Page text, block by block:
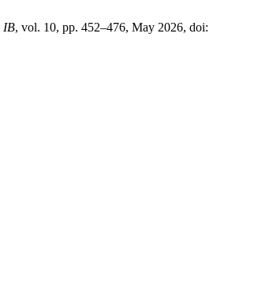
IB, vol. 10, pp. 452–476, May 2026, doi: